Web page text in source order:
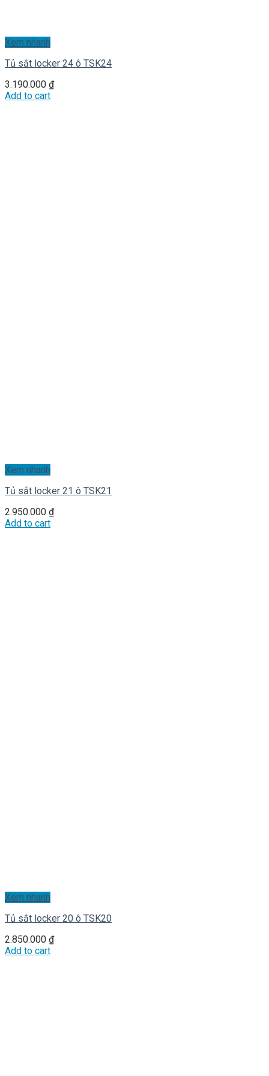
Xem nhanh
Tủ sắt locker 24 ô TSK24
3.190.000 ₫
Add to cart
Xem nhanh
Tủ sắt locker 21 ô TSK21
2.950.000 ₫
Add to cart
Xem nhanh
Tủ sắt locker 20 ô TSK20
2.850.000 ₫
Add to cart